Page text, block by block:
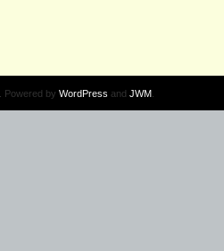
Powered by WordPress and JWM